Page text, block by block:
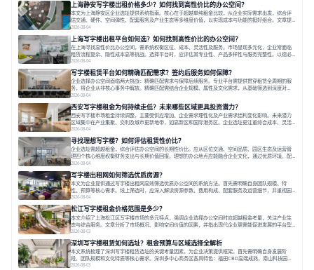
上海静安写字楼出租价格多少？如何找到高性价比的办公空间？
本文为上海静安区企业选址提供系统指南。核心在于超越单纯租金比较，从企业实际需求出发，综合评
估交通、硬件、空间弹性、配套服务及产业生态等多维度价值，以实现成本与功能的挺好组合。文章提
出打破固定工位思维，采用精装灵活空间与共享配套以提升性价比，并通过不同规模企业的实际案例加
以说明。之后指出，专业运营服务商提供的稳定环境、社群活动与产业集聚等增值服务，是很大化空间
价值、助力企业成长的关键。对于许多在
2026-08-04
上海写字楼出租平台如何选？如何找到高性价比的办公空间？
在上海寻找高性价比办公空间，需系统权衡区位、成本、灵活性及服务。市场呈现多元化，企业常面临
租赁流程复杂、隐性成本高等挑战。选择平台时，应评估其专业性、产品多样性与服务完整性。以德必
为例，其提供从空间到生态的解决方案，通过特色园区、灵活产品和丰富配套，满足不同企业需求。企
业应明确自身需求，实地考察，选择能支持长期发展、提升竞争力的办公空间。在上海寻找合适的办公
空间，对于企业行政负责人、中小企业主
2026-08-04
写字楼租赁平台如何精确匹配需求？签约后服务如何保障？
企业选择办公空间面临两大挑战：精确匹配需求与保障后续服务。专业平台需提供贯穿租赁全周期的服
务，将企业从非核心事务中解放。精确匹配需结合企业规模、属性及文化需求，从基础筛选到深度对
接；签约后则需构建覆盖硬件运维、共享配套及专业物业的全周期保障体系。德必集团通过标准化服务
与个性化运营结合，以全国布局和产业生态圈为企业提供稳定支持，体现了从信息撮合到深度服务的能
力转变。在为企业寻找办公空间的过程中，
2026-08-04
西安写字楼租金为何持续走低？未来哪些区域更具投资潜力？
西安写字楼市场租金持续调整，主要受供应增加、企业需求理性化及产业需求结构变化影响。未来潜力
区域集中在产业集聚、交利及城市更新地带，如高新区和国际港务区。企业选址更注重综合成本、灵活
性与员工体验，倾向于提供全包式服务的办公空间。专业运营方通过空间优化与社群服务，助力企业成
长，推动市场向多元化、高性价比方向发展。近年来，西安写字楼市场呈现出租金持续调整的态势，这
一现象引发了的广泛关注。作为西部重要
2026-08-04
寻找理想写字楼？如何评估租赁性价比？
企业选址需超越租金，综合评估办公空间的长期性价比。应从区位交通、空间品质、园区生态及运营管
理四个核心维度权衡财务支出与长期价值回报。理想的办公地点应能融合企业文化，通过优质环境、配
套服务及社群资源赋能业务增长，实现成本与价值的平衡。对于许多正在成长或寻求稳定发展的企业而
言，寻找一处合适的办公空间是一项至关重要的决策。这不仅关系到团队的日常工作效率与协作氛围，
更直接影响着企业的品牌形象、运营成本
2026-08-04
写字楼出租网如何筛选优质房源？
本文为企业提供通过写字楼出租网高效筛选优质办公空间的系统方法。首先需明确自身团队规模、特
性、预算等核心需求。线上筛选时，应深入解读房源参数、费用构成、配套服务及运营细节，并重视园
区产业生态与交通区位价值。同时，需考察运营方的品牌背景与持续服务能力。完成线上初选后，必须
进行线下实地验证，核对空间实景、测试设施、感受园区氛围并确认合同条款，从而做出精确决策。在
数字化时代，写字楼出租网已成为企业寻找
2026-08-04
松江写字楼租金价格范围是多少？
本文介绍了上海松江区写字楼市场的多元特点，强调企业选择办公空间时应超越租金考量，关注产业生
态与综合服务。文章分析了市场概况、影响空间价值的因素，并指出现代企业更需能促进发展的平台型
空间。之后，以德必集团为例，说明运营方如何通过构建服务生态助力企业成长，建议企业系统评估需
求与长期价值，选择匹配的发展载体。对于许多寻求在上海松江区设立或扩展办公空间的企业而言，了
解该区域的写字楼市场概况是决策的首先
2026-08-03
深圳写字楼租赁如何选址？租金预算与区域选择全解析
本文系统梳理了深圳写字楼租赁选址的关键考量因素，为企业决策提供框架。首先需明确自身发展阶
段、团队规模和文化特质等核心需求。深圳多中心商务区各具特色：福田CBD高端成熟，南山科技园创
新活力强，前海具政策优势。除传统写字楼外，创意产业园注重生态与社群，适合文创、科技类企业。
2026-08-03